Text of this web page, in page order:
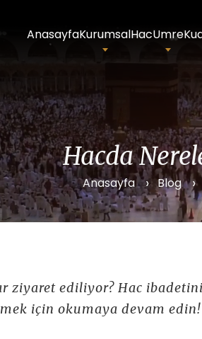
AnasayfaKurumsalHacUmre
Hacda
Anasayfa Blog
ziyaret ediliyor? Hac
için okumaya devam edin!